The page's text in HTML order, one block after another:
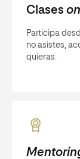
Clases
Participa
no asistes,
quieras.